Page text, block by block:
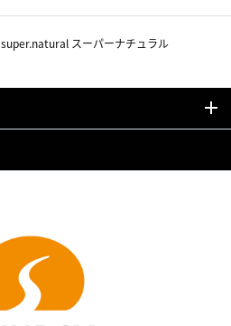
super.natural スーパーナチュラル